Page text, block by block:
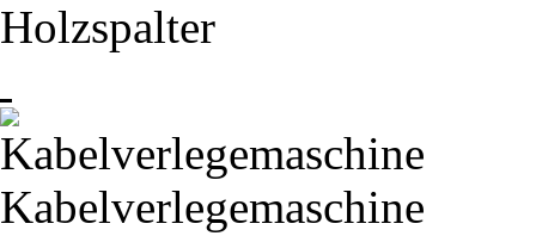
Holzspalter
Kabelverlegemaschine